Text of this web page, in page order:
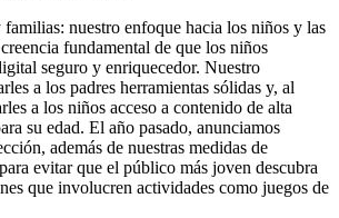
nuestro enfoque hacia los niños y las
fundamental de que los niños
seguro y enriquecedor. Nuestro
a los padres herramientas sólidas y, al
a los niños acceso a contenido de alta
su edad. El año pasado, anunciamos
además de nuestras medidas de
evitar que el público más joven descubra
que involucren actividades como juegos de